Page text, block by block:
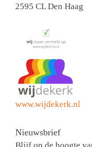
2595 CL Den Haag
www.wijdekerk.nl
Nieuwsbrief